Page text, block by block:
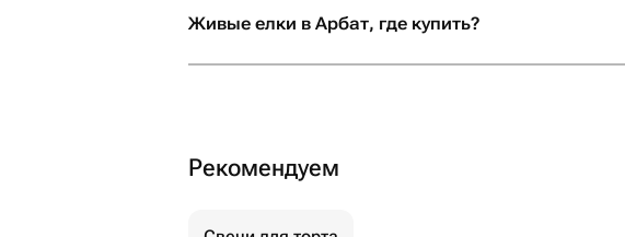
рекомендую! Если вы хотите подарить
своим близким не просто подарок, а
настоящие эмоции и быть уверенными,
Живые елки в Арбат, где купить?
Рекомендуем